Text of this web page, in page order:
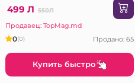
499 Л 550Л
Продавец: TopMag.md
0(0) Продано: 65
Купить быстро